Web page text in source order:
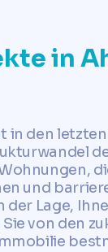
in
den
und
Lage,
von den